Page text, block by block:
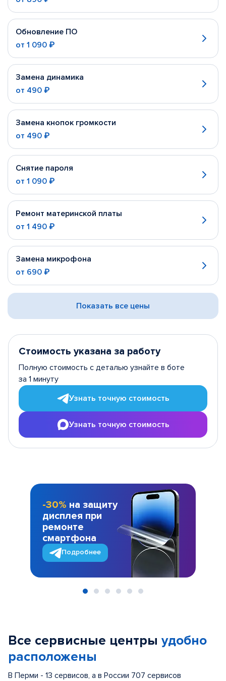
Обновление ПО
от 1 090 ₽
Замена динамика
от 490 ₽
Замена кнопок громкости
от 490 ₽
Снятие пароля
от 1 090 ₽
Ремонт материнской платы
от 1 490 ₽
Замена микрофона
от 690 ₽
Показать все цены
Стоимость указана за работу
Полную стоимость с деталью узнайте в боте
за 1 минуту
Узнать точную стоимость
Узнать точную стоимость
-30% на защиту
дисплея при
ремонте
смартфона
Подробнее
Все сервисные центры удобно
расположены
В Перми - 13 сервисов, а в России 707 сервисов